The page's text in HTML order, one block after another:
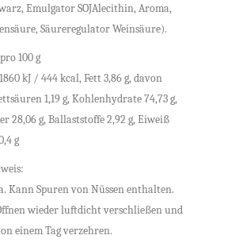
Emulgator SOJAlecithin, Aroma,
Säureregulator Weinsäure).
100 g
kJ / 444 kcal, Fett 3,86 g, davon
1,19 g, Kohlenhydrate 74,73 g,
28,06 g, Ballaststoffe 2,92 g, Eiweiß
g
Kann Spuren von Nüssen enthalten.
wieder luftdicht verschließen und
einem Tag verzehren.